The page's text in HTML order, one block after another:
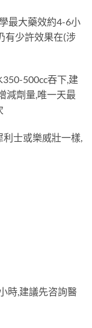
最大藥效約4-6小
有少許效果在(涉
500cc吞下,建
減劑量,唯一天最
利士或樂威壯一樣,
時,建議先咨詢醫